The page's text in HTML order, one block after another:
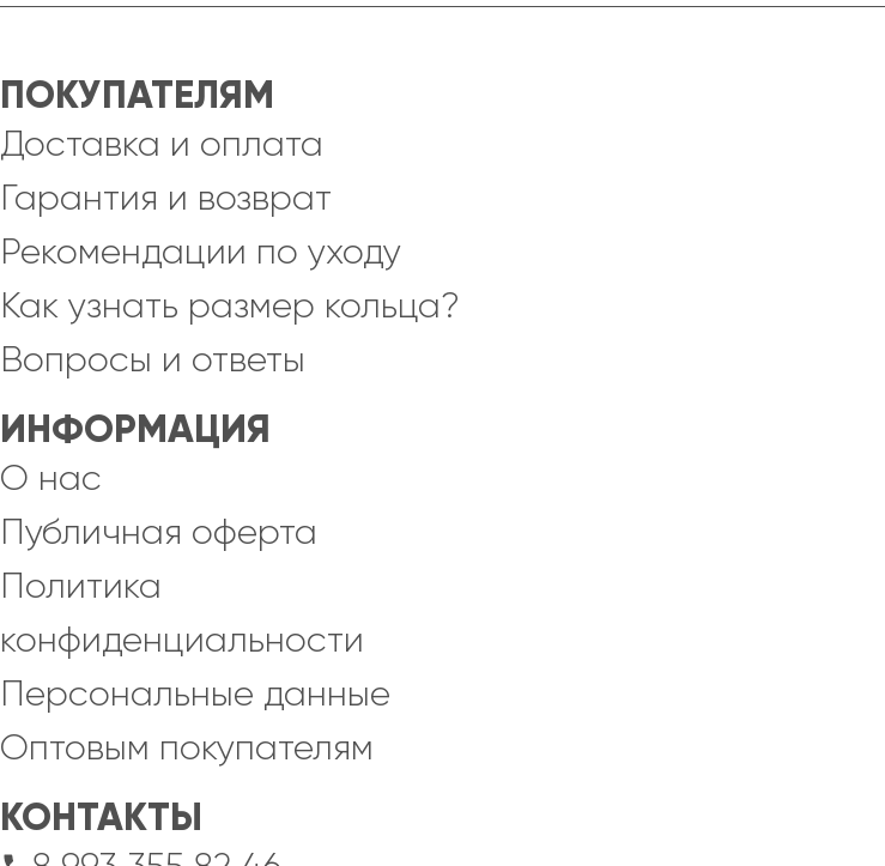
ПОКУПАТЕЛЯМ
Доставка и оплата
Гарантия и возврат
Рекомендации по уходу
Как узнать размер кольца?
Вопросы и ответы
ИНФОРМАЦИЯ
О нас
Публичная оферта
Политика
конфиденциальности
Персональные данные
Оптовым покупателям
КОНТАКТЫ